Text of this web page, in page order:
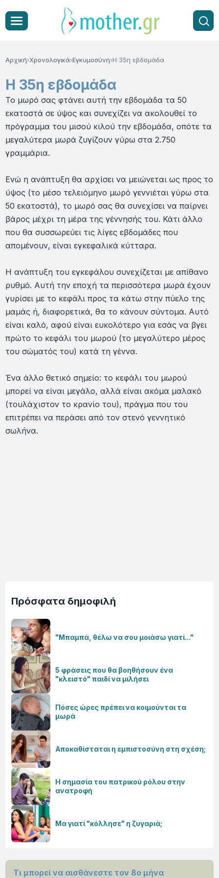
Αρχική Χρονολογικά Εγκυμοσύνη Η 35η εβδομάδα
Τι μπορεί να αισθάνεστε τον 8ο μήνα
Η 35η εβδομάδα
Το μωρό σας φτάνει αυτή την εβδομάδα τα 50
εκατοστά σε ύψος και συνεχίζει να ακολουθεί το
πρόγραμμα του μισού κιλού την εβδομάδα, οπότε τα
μεγαλύτερα μωρά ζυγίζουν γύρω στα 2.750
γραμμάρια.
Ενώ η ανάπτυξη θα αρχίσει να μειώνεται ως προς το
ύψος (το μέσο τελειόμηνο μωρό γεννιέται γύρω στα
50 εκατοστά), το μωρό σας θα συνεχίσει να παίρνει
βάρος μέχρι τη μέρα της γέννησής του. Κάτι άλλο
που θα συσσωρεύει τις λίγες εβδομάδες που
απομένουν, είναι εγκεφαλικά κύτταρα.
Η ανάπτυξη του εγκεφάλου συνεχίζεται με απίθανο
ρυθμό. Αυτή την εποχή τα περισσότερα μωρά έχουν
γυρίσει με το κεφάλι προς τα κάτω στην πύελο της
μαμάς ή, διαφορετικά, θα το κάνουν σύντομα. Αυτό
είναι καλό, αφού είναι ευκολότερο για εσάς να βγει
πρώτο το κεφάλι του μωρού (το μεγαλύτερο μέρος
του σώματός του) κατά τη γέννα.
Ένα άλλο θετικό σημείο: το κεφάλι του μωρού
μπορεί να είναι μεγάλο, αλλά είναι ακόμα μαλακό
(τουλάχιστον το κρανίο του), πράγμα που του
επιτρέπει να περάσει από τον στενό γεννητικό
σωλήνα.
Πρόσφατα δημοφιλή
"Μπαμπά, θέλω να σου μοιάσω γιατί..."
5 φράσεις που θα βοηθήσουν ένα
"κλειστό" παιδί να μιλήσει
Πόσες ώρες πρέπει να κοιμούνται τα
μωρά
Αποκαθίσταται η εμπιστοσύνη στη σχέση;
Η σημασία του πατρικού ρόλου στην
ανατροφή
Μα γιατί "κόλλησε" η ζυγαριά;